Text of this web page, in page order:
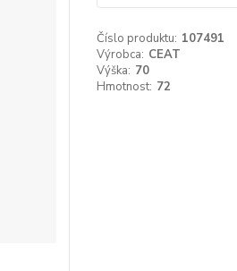
Číslo produktu: 107491
Výrobca: CEAT
Výška: 70
Hmotnost: 72